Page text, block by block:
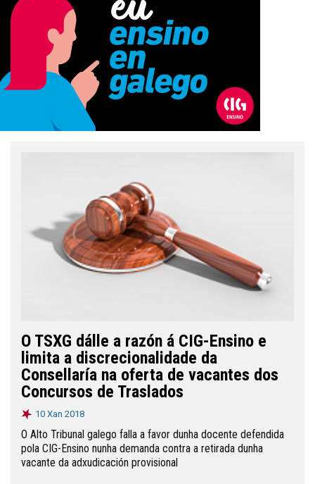
O TSXG dálle a razón á CIG-Ensino e
limita a discrecionalidade da
Consellaría na oferta de vacantes dos
Concursos de Traslados
10 Xan 2018
O Alto Tribunal galego falla a favor dunha docente defendida
pola CIG-Ensino nunha demanda contra a retirada dunha
vacante da adxudicación provisional